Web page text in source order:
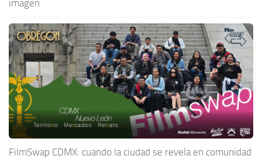
imagen
FilmSwap CDMX: cuando la ciudad se revela en comunidad